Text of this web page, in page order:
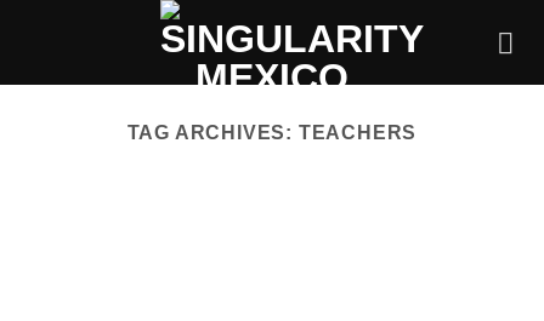
TAG ARCHIVES: TEACHERS